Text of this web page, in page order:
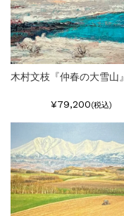
木村文枝『仲春の大雪山』
¥79,200(税込)